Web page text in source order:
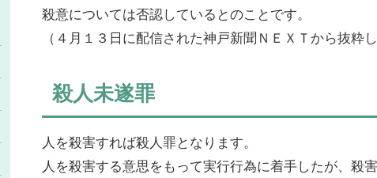
殺意については否認しているとのことです。
（４月１３日に配信された神戸新聞ＮＥＸＴから抜粋
殺人未遂罪
人を殺害すれば殺人罪となります。
人を殺害する意思をもって実行行為に着手したが、殺